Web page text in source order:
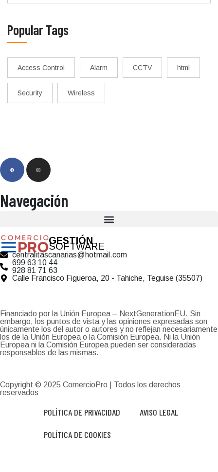
Popular Tags
Access Control Alarm CCTV html
Security Wireless
Navegación
GESTIÓN
SOFTWARE
centralitascanarias@hotmail.com
699 63 10 44
928 81 71 63
Calle Francisco Figueroa, 20 - Tahiche, Teguise (35507)
Financiado por la Unión Europea – NextGenerationEU. Sin
embargo, los puntos de vista y las opiniones expresadas son
únicamente los del autor o autores y no reflejan necesariamente
los de la Unión Europea o la Comisión Europea. Ni la Unión
Europea ni la Comisión Europea pueden ser consideradas
responsables de las mismas.
Copyright © 2025 ComercioPro | Todos los derechos
reservados
POLÍTICA DE PRIVACIDAD AVISO LEGAL
POLÍTICA DE COOKIES